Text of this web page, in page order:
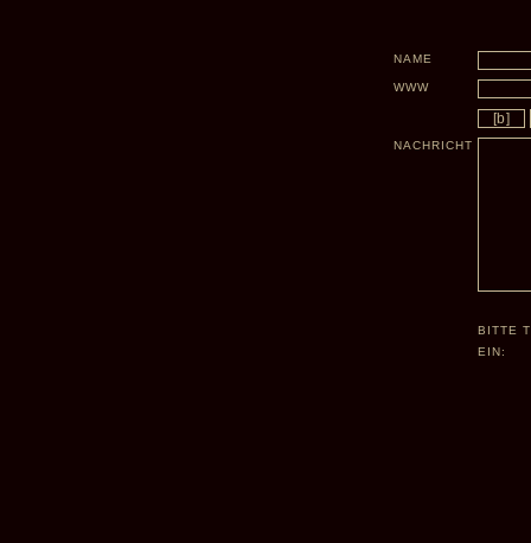
NAME
WWW
NACHRICHT
BITTE
EIN: